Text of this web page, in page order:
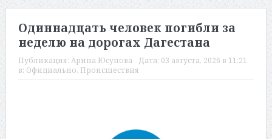
Одиннадцать человек погибли за
неделю на дорогах Дагестана
Публикация: Арина Юсупова Дата: 03 августа, 2026 в 11:21
в: Официально, Происшествия